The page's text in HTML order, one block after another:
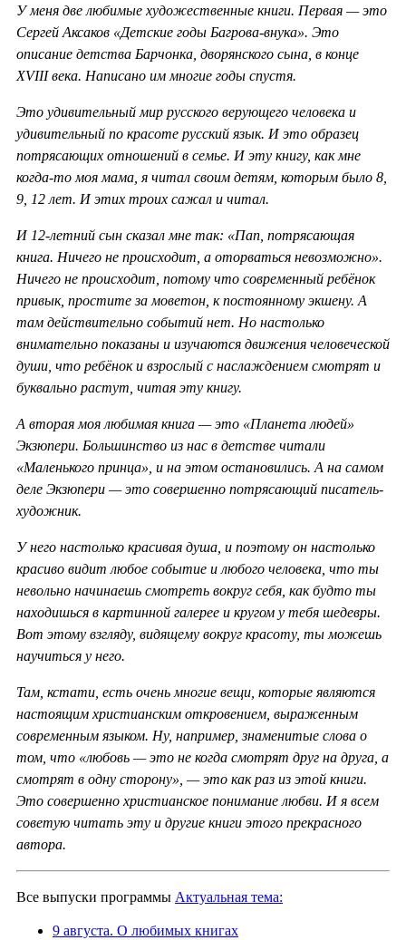
У меня две любимые художественные книги. Первая — это
Сергей Аксаков «Детские годы Багрова-внука». Это
описание детства Барчонка, дворянского сына, в конце
XVIII века. Написано им многие годы спустя.
Это удивительный мир русского верующего человека и
удивительный по красоте русский язык. И это образец
потрясающих отношений в семье. И эту книгу, как мне
когда-то моя мама, я читал своим детям, которым было 8,
9, 12 лет. И этих троих сажал и читал.
И 12-летний сын сказал мне так: «Пап, потрясающая
книга. Ничего не происходит, а оторваться невозможно».
Ничего не происходит, потому что современный ребёнок
привык, простите за моветон, к постоянному экшену. А
там действительно событий нет. Но настолько
внимательно показаны и изучаются движения человеческой
души, что ребёнок и взрослый с наслаждением смотрят и
буквально растут, читая эту книгу.
А вторая моя любимая книга — это «Планета людей»
Экзюпери. Большинство из нас в детстве читали
«Маленького принца», и на этом остановились. А на самом
деле Экзюпери — это совершенно потрясающий писатель-
художник.
У него настолько красивая душа, и поэтому он настолько
красиво видит любое событие и любого человека, что ты
невольно начинаешь смотреть вокруг себя, как будто ты
находишься в картинной галерее и кругом у тебя шедевры.
Вот этому взгляду, видящему вокруг красоту, ты можешь
научиться у него.
Там, кстати, есть очень многие вещи, которые являются
настоящим христианским откровением, выраженным
современным языком. Ну, например, знаменитые слова о
том, что «любовь — это не когда смотрят друг на друга, а
смотрят в одну сторону», — это как раз из этой книги.
Это совершенно христианское понимание любви. И я всем
советую читать эту и другие книги этого прекрасного
автора.
Все выпуски программы Актуальная тема:
9 августа. О любимых книгах